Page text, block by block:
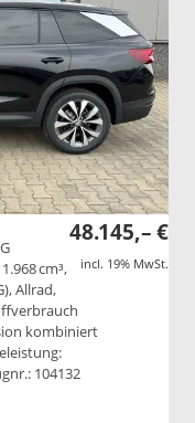
48.145,– €
incl. 19% MwSt.
cm³,
Allrad,
kombiniert
104132